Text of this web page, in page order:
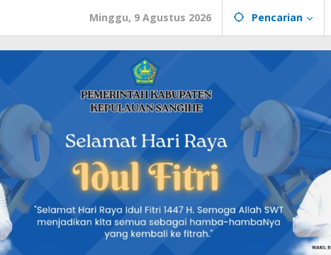
Minggu, 9 Agustus 2026 Pencarian